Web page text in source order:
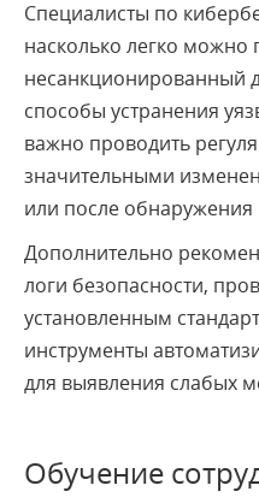
Специалисты по
насколько легко можно
несанкционированный
способы устранения
важно проводить
значительными
или после обнаружения
Дополнительно
логи безопасности,
установленным
инструменты
для выявления слабых
Обучение